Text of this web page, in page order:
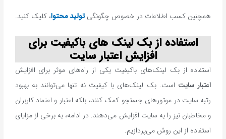
همچنین کسب اطلاعات در خصوص چگونگیتولید محتوا، کلیک کنید.
استفاده از بک لینک های باکیفیت برای
افزایش اعتبار سایت
استفاده از بک لینک‌های باکیفیت یکی از راه‌های موثر برای افزایش
اعتبار سایت است. بک ‌لینک‌های با کیفیت نه تنها می‌توانند به بهبود
رتبه سایت در موتورهای جستجو کمک کنند، بلکه اعتبار و اعتماد کاربران
و مخاطبان نیز را به سایت افزایش می‌دهند. در ادامه، به برخی از مزایای
استفاده از این روش می‌پردازیم.